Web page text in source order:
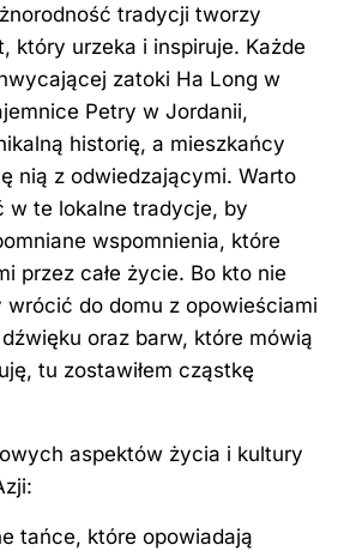
tradycji tworzy
który urzeka i inspiruje. Każde
zatoki Ha Long w
Petry w Jordanii,
historię, a mieszkańcy
nią z odwiedzającymi. Warto
w te lokalne tradycje, by
wspomnienia, które
przez całe życie. Bo kto nie
wrócić do domu z opowieściami
dźwięku oraz barw, które mówią
tu zostawiłem cząstkę
aspektów życia i kultury
tańce, które opowiadają